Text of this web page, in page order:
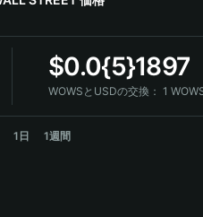
$0.0{5}1897
WOWSとUSDの交換： 1
1日 1週間